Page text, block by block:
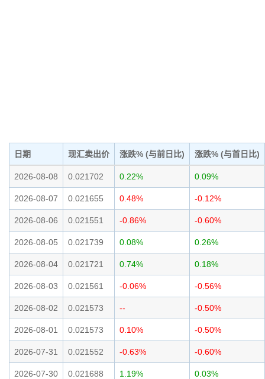
日期 现汇卖出价 涨跌% (与前日比) 涨跌% (与首日比)
2026-08-08 0.021702 0.22% 0.09%
2026-08-07 0.021655 0.48% -0.12%
2026-08-06 0.021551 -0.86% -0.60%
2026-08-05 0.021739 0.08% 0.26%
2026-08-04 0.021721 0.74% 0.18%
2026-08-03 0.021561 -0.06% -0.56%
2026-08-02 0.021573 -- -0.50%
2026-08-01 0.021573 0.10% -0.50%
2026-07-31 0.021552 -0.63% -0.60%
2026-07-30 0.021688 1.19% 0.03%